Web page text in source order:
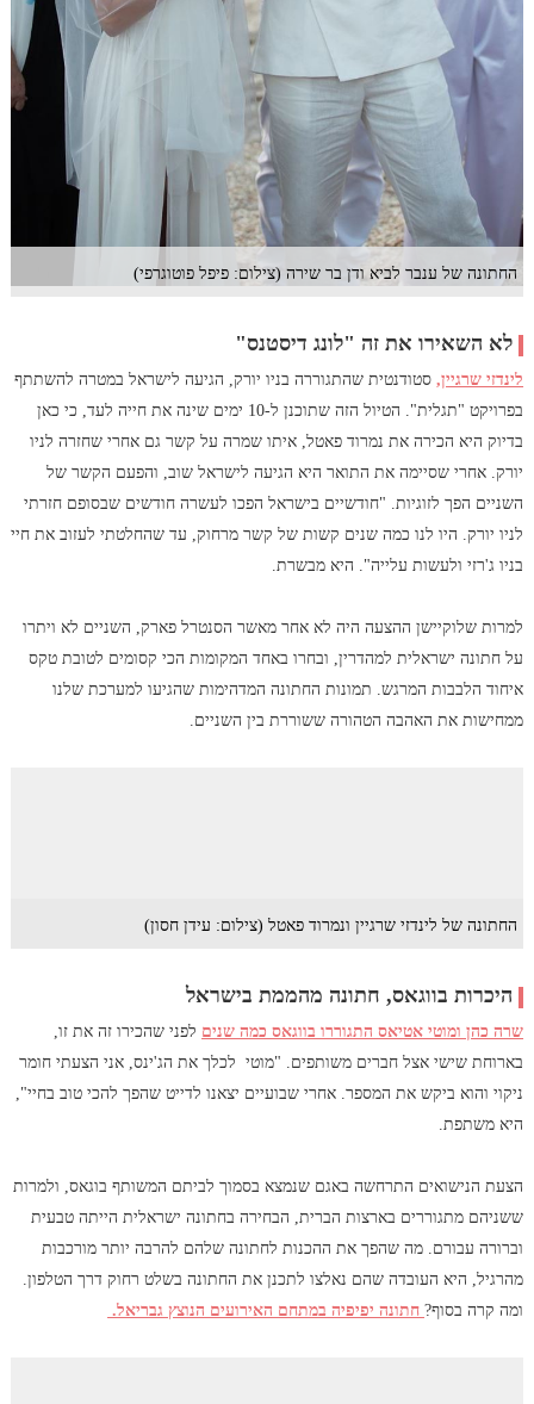
החתונה של ענבר לביא ודן בר שירה (צילום: פיפל פוטוגרפי)
לא השאירו את זה "לונג דיסטנס"
לינדזי שרגיין,סטודנטית שהתגוררה בניו יורק, הגיעה לישראל במטרה להשתתף
בפרויקט "תגלית". הטיול הזה שתוכנן ל-10 ימים שינה את חייה לעד, כי כאן
בדיוק היא הכירה את נמרוד פאטל, איתו שמרה על קשר גם אחרי שחזרה לניו
יורק. אחרי שסיימה את התואר היא הגיעה לישראל שוב, והפעם הקשר של
השניים הפך לזוגיות. "חודשיים בישראל הפכו לעשרה חודשים שבסופם חזרתי
לניו יורק. היו לנו כמה שנים קשות של קשר מרחוק, עד שהחלטתי לעזוב את חיי
בניו ג'רזי ולעשות עלייה". היא מבשרת.
למרות שלוקיישן ההצעה היה לא אחר מאשר הסנטרל פארק, השניים לא ויתרו
על חתונה ישראלית למהדרין, ובחרו באחד המקומות הכי קסומים לטובת טקס
איחוד הלבבות המרגש. תמונות החתונה המדהימות שהגיעו למערכת שלנו
ממחישות את האהבה הטהורה ששוררת בין השניים.
החתונה של לינדזי שרגיין ונמרוד פאטל (צילום: עידן חסון)
היכרות בווגאס, חתונה מהממת בישראל
שרה כהן ומוטי אטיאס התגוררו בווגאס כמה שנים לפני שהכירו זה את זו,
בארוחת שישי אצל חברים משותפים. "מוטי לכלך את הג'ינס, אני הצעתי חומר
ניקוי והוא ביקש את המספר. אחרי שבועיים יצאנו לדייט שהפך להכי טוב בחיי",
היא משתפת.
הצעת הנישואים התרחשה באגם שנמצא בסמוך לביתם המשותף בוגאס, ולמרות
ששניהם מתגוררים בארצות הברית, הבחירה בחתונה ישראלית הייתה טבעית
וברורה עבורם. מה שהפך את ההכנות לחתונה שלהם להרבה יותר מורכבות
מהרגיל, היא העובדה שהם נאלצו לתכנן את החתונה בשלט רחוק דרך הטלפון.
ומה קרה בסוף?חתונה יפיפיה במתחם האירועים הנוצץ גבריאל.